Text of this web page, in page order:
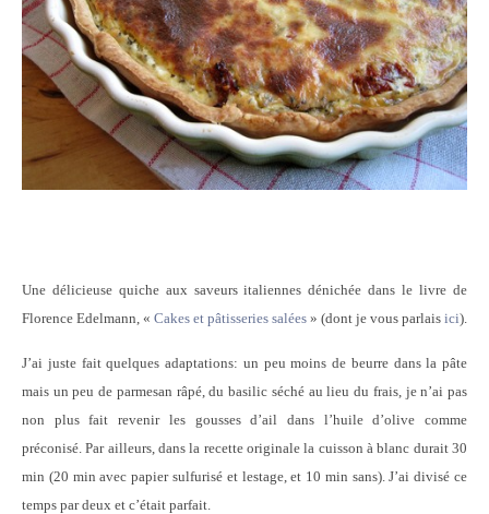
Une délicieuse quiche aux saveurs italiennes dénichée dans le livre de
Florence Edelmann, « Cakes et pâtisseries salées » (dont je vous parlais ici).
J’ai juste fait quelques adaptations: un peu moins de beurre dans la pâte
mais un peu de parmesan râpé, du basilic séché au lieu du frais, je n’ai pas
non plus fait revenir les gousses d’ail dans l’huile d’olive comme
préconisé. Par ailleurs, dans la recette originale la cuisson à blanc durait 30
min (20 min avec papier sulfurisé et lestage, et 10 min sans). J’ai divisé ce
temps par deux et c’était parfait.